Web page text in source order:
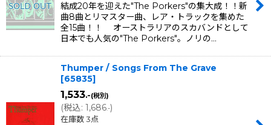
結成20年を迎えた"The Porkers"の集大成！！新
曲8曲とリマスター曲、レア・トラックを集めた
全15曲！！ オーストラリアのスカバンドとして
日本でも人気の"The Porkers"。ノリの…
Thumper / Songs From The Grave
[65835]
1,533.-(税別)
(税込: 1,686.-)
在庫数 3点